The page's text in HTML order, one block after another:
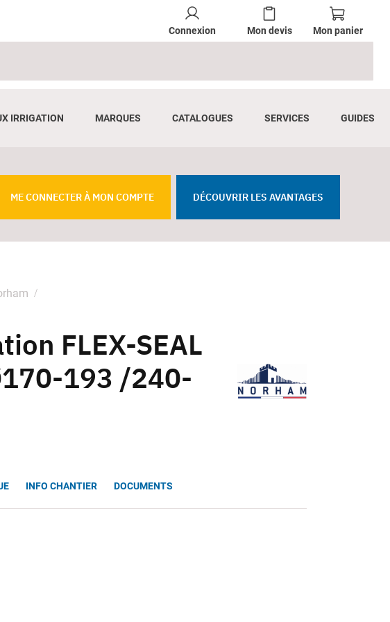
Connexion Mon devis Mon panier
IRRIGATION MARQUES CATALOGUES SERVICES GUIDES
ME CONNECTER À MON COMPTE DÉCOUVRIR LES AVANTAGES
FLEX-SEAL
193 /240-
INFO CHANTIER DOCUMENTS